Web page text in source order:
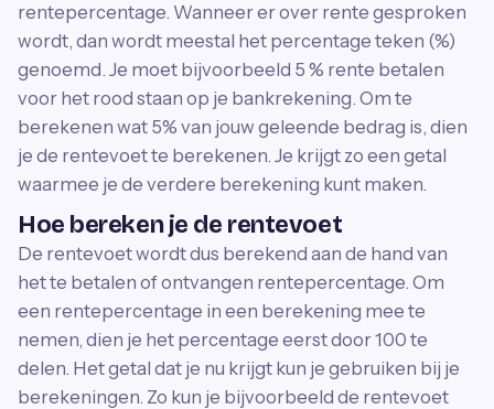
rentepercentage. Wanneer er over rente gesproken
wordt, dan wordt meestal het percentage teken (%)
genoemd. Je moet bijvoorbeeld 5 % rente betalen
voor het rood staan op je bankrekening. Om te
berekenen wat 5% van jouw geleende bedrag is, dien
je de rentevoet te berekenen. Je krijgt zo een getal
waarmee je de verdere berekening kunt maken.
Hoe bereken je de rentevoet
De rentevoet wordt dus berekend aan de hand van
het te betalen of ontvangen rentepercentage. Om
een rentepercentage in een berekening mee te
nemen, dien je het percentage eerst door 100 te
delen. Het getal dat je nu krijgt kun je gebruiken bij je
berekeningen. Zo kun je bijvoorbeeld de rentevoet